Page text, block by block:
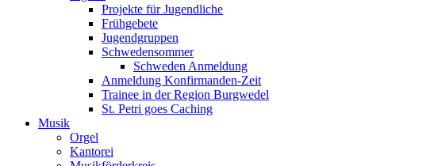
Projekte für Jugendliche
Frühgebete
Jugendgruppen
Schwedensommer
Schweden Anmeldung
Anmeldung Konfirmanden-Zeit
Trainee in der Region Burgwedel
St. Petri goes Caching
Musik
Orgel
Kantorei